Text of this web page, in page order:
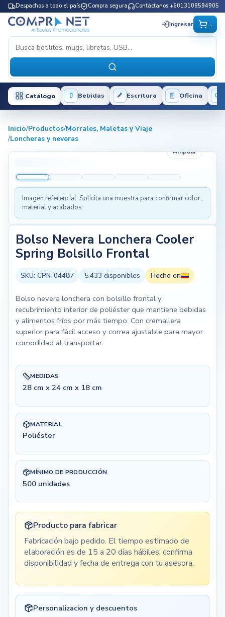
Despachos a todo el país Compra segura Contáctanos +6013108594905
Ingresar ...
Catálogo Bebidas Escritura Oficina
Inicio/Productos/Morrales, Maletas y Viaje
/Loncheras y neveras
Ampliar
Imagen referencial. Solicita una muestra para confirmar color,
material y acabados.
Bolso Nevera Lonchera Cooler
Spring Bolsillo Frontal
SKU: CPN-04487 5.433 disponibles Hecho en
Bolso nevera lonchera con bolsillo frontal y
recubrimiento interior de poliéster que mantiene bebidas
y alimentos fríos por más tiempo. Con cremallera
superior para fácil acceso y correa ajustable para mayor
comodidad al transportar.
MEDIDAS
28 cm x 24 cm x 18 cm
MATERIAL
Poliéster
MÍNIMO DE PRODUCCIÓN
500 unidades
Producto para fabricar
Fabricación bajo pedido. El tiempo estimado de
elaboración es de 15 a 20 días hábiles; confirma
disponibilidad y fecha de entrega con tu asesora.
Personalizacion y descuentos